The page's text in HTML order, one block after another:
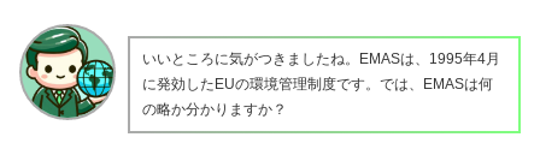
いいところに気がつきましたね。EMASは、1995年4月
に発効したEUの環境管理制度です。では、EMASは何
の略か分かりますか？